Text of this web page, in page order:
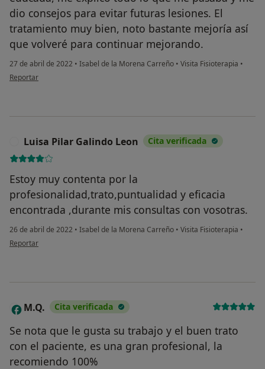
dio consejos para evitar futuras lesiones. El
tratamiento muy bien, noto bastante mejoría así
que volveré para continuar mejorando.
27 de abril de 2022 • Isabel de la Morena Carreño • Visita Fisioterapia •
en opinión del usuario ERS
Reportar
Luisa Pilar Galindo Leon Cita verificada
Estoy muy contenta por la
profesionalidad,trato,puntualidad y eficacia
encontrada ,durante mis consultas con vosotras.
26 de abril de 2022 • Isabel de la Morena Carreño • Visita Fisioterapia •
en opinión del usuario Luisa Pilar Galindo Leon
Reportar
M M.Q. Cita verificada
Se nota que le gusta su trabajo y el buen trato
con el paciente, es una gran profesional, la
recomiendo 100%